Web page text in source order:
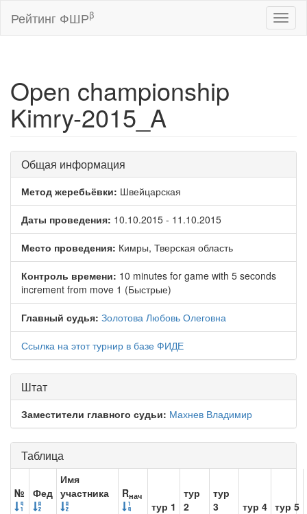
Рейтинг ФШРβ
Open championship
Kimry-2015_A
Общая информация
Метод жеребьёвки: Швейцарская
Даты проведения: 10.10.2015 - 11.10.2015
Место проведения: Кимры, Тверская область
Контроль времени: 10 minutes for game with 5 seconds
increment from move 1 (Быстрые)
Главный судья: Золотова Любовь Олеговна
Ссылка на этот турнир в базе ФИДЕ
Штат
Заместители главного судьи: Махнев Владимир
Таблица
№ Фед
Имя
участника
Rнач
тур 1
тур
2
тур
3
тур 4 тур 5